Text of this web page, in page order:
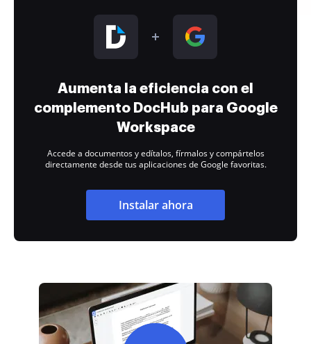
Aumenta la eficiencia con el
complemento DocHub para Google
Workspace
Accede a documentos y edítalos, fírmalos y compártelos
directamente desde tus aplicaciones de Google favoritas.
Instalar ahora